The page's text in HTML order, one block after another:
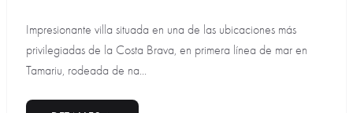
Impresionante villa situada en una de las ubicaciones más
privilegiadas de la Costa Brava, en primera línea de mar en
Tamariu, rodeada de na...